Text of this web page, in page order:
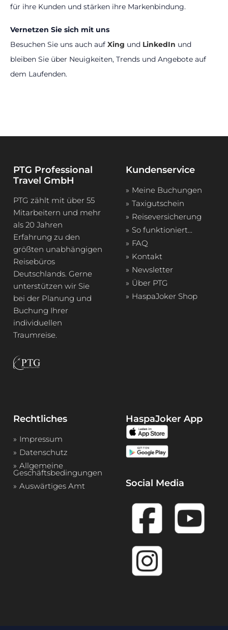
für ihre Kunden und stärken ihre Markenbindung.
Vernetzen Sie sich mit uns
Besuchen Sie uns auch auf Xing und LinkedIn und
bleiben Sie über Neuigkeiten, Trends und Angebote auf
dem Laufenden.
PTG Professional
Travel GmbH
PTG zählt mit über 55
Mitarbeitern und mehr
als 20 Jahren
Erfahrung zu den
größten unabhängigen
Reisebüros
Deutschlands. Gerne
unterstützen wir Sie
bei der Planung und
Buchung Ihrer
individuellen
Traumreise.
Kundenservice
Meine Buchungen
Taxigutschein
Reiseversicherung
So funktioniert...
FAQ
Kontakt
Newsletter
Über PTG
HaspaJoker Shop
Rechtliches
Impressum
Datenschutz
Allgemeine
Geschäftsbedingungen
Auswärtiges Amt
HaspaJoker App
Social Media